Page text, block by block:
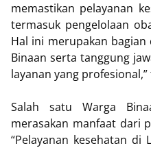
memastikan pelayanan
termasuk pengelolaan
Hal ini merupakan
Binaan serta tanggung
layanan yang profesional,”
Salah satu Warga
merasakan manfaat dari
“Pelayanan kesehatan